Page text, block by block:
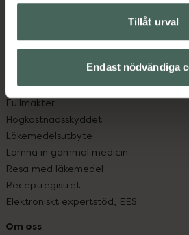
Tillåt urval
Endast nödvändiga
App
Om recept och läkemedel
Fullmakter
Högkostnadsskyddet
Läkemedelsutbyte
Lämna in gammal medicin
Resa med läkemedel
Receptregistret
Elektroniskt expertstöd, EES
Om oss